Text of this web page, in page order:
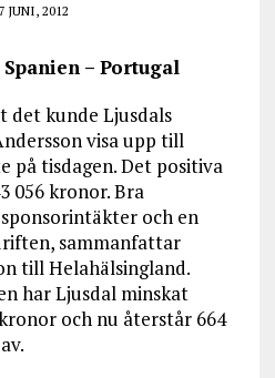
JUNI, 2012
– Portugal
det kunde Ljusdals
visa upp till
på tisdagen. Det positiva
056 kronor. Bra
och en
sammanfattar
till Helahälsingland.
har Ljusdal minskat
och nu återstår 664